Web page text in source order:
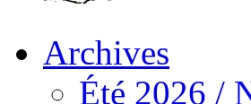
Archives
Été 2026 /